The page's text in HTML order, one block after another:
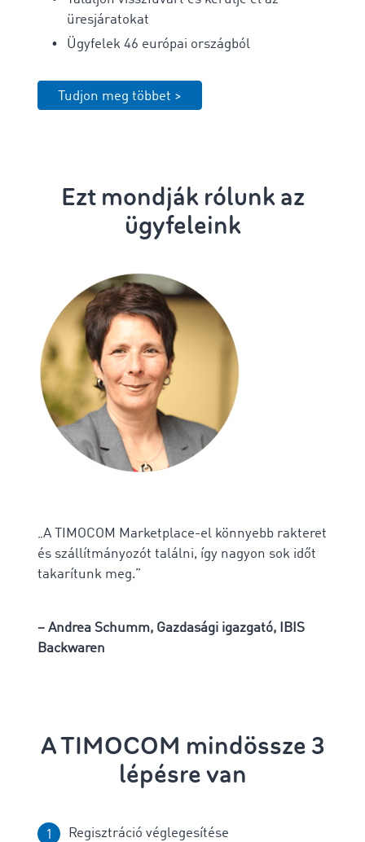
üresjáratokat
Ügyfelek 46 európai országból
Tudjon meg többet >
Ezt mondják rólunk az
ügyfeleink
„A TIMOCOM Marketplace-el könnyebb rakteret
és szállítmányozót találni, így nagyon sok időt
takarítunk meg.”
– Andrea Schumm, Gazdasági igazgató, IBIS
Backwaren
A TIMOCOM mindössze 3
lépésre van
Regisztráció véglegesítése